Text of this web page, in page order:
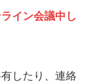
イン会議中し
したり、連絡